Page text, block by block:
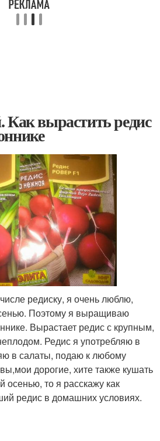
Как вырастить редис
редиску, я очень люблю,
Поэтому я выращиваю
Вырастает редис с крупным,
Редис я употребляю в
в салаты, подаю к любому
дорогие, хите также кушать
то я расскажу как
редис в домашних условиях.